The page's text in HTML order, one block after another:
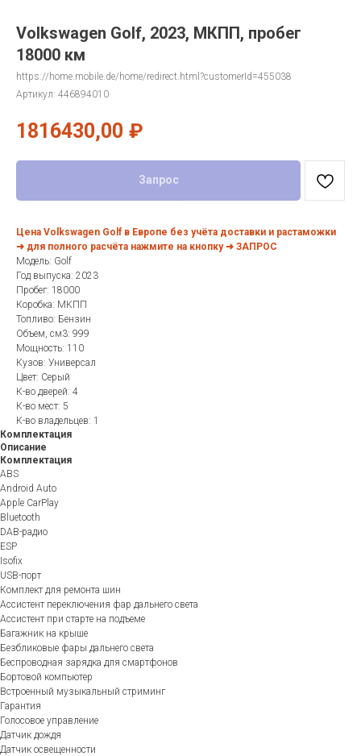
Volkswagen Golf, 2023, МКПП, пробег
18000 км
https://home.mobile.de/home/redirect.html?customerId=455038
Артикул: 446894010
1816430,00 ₽
Запрос
Цена Volkswagen Golf в Европе без учёта доставки и растаможки
➜ для полного расчёта нажмите на кнопку ➜ ЗАПРОС
Модель: Golf
Год выпуска: 2023
Пробег: 18000
Коробка: МКПП
Топливо: Бензин
Объем, см3: 999
Мощность: 110
Кузов: Универсал
Цвет: Серый
К-во дверей: 4
К-во мест: 5
К-во владельцев: 1
Комплектация
Описание
Комплектация
ABS
Android Auto
Apple CarPlay
Bluetooth
DAB-радио
ESP
Isofix
USB-порт
Комплект для ремонта шин
Ассистент переключения фар дальнего света
Ассистент при старте на подъеме
Багажник на крыше
Безбликовые фары дальнего света
Беспроводная зарядка для смартфонов
Бортовой компьютер
Встроенный музыкальный стриминг
Гарантия
Голосовое управление
Датчик дождя
Датчик освещенности